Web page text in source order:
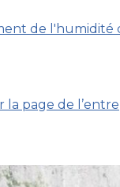
de l'humidité
la page de